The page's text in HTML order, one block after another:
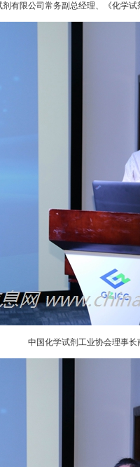
剂有限公司常务副总经理、《化学
中国化学试剂工业协会理事长